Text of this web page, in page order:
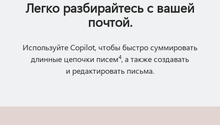
Легко разбирайтесь с вашей
почтой.
Используйте Copilot, чтобы быстро суммировать
длинные цепочки писем4, а также создавать
и редактировать письма.